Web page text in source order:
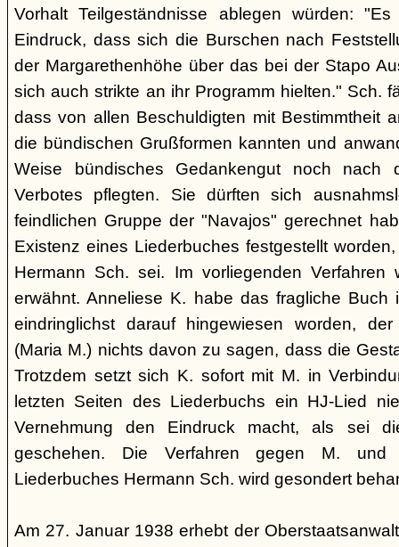
Vorhalt Teilgeständnisse ablegen würden:
Eindruck, dass sich die Burschen nach
der Margarethenhöhe über das bei der Stapo
sich auch strikte an ihr Programm hielten." Sch.
dass von allen Beschuldigten mit Bestimmtheit
die bündischen Grußformen kannten und
Weise bündisches Gedankengut noch nach
Verbotes pflegten. Sie dürften sich
feindlichen Gruppe der "Navajos" gerechnet
Existenz eines Liederbuches festgestellt
Hermann Sch. sei. Im vorliegenden Verfahren
erwähnt. Anneliese K. habe das fragliche Buch
eindringlichst darauf hingewiesen worden,
(Maria M.) nichts davon zu sagen, dass die
Trotzdem setzt sich K. sofort mit M. in
letzten Seiten des Liederbuchs ein HJ-Lied
Vernehmung den Eindruck macht, als sei
geschehen. Die Verfahren gegen M. und
Liederbuches Hermann Sch. wird gesondert
Am 27. Januar 1938 erhebt der